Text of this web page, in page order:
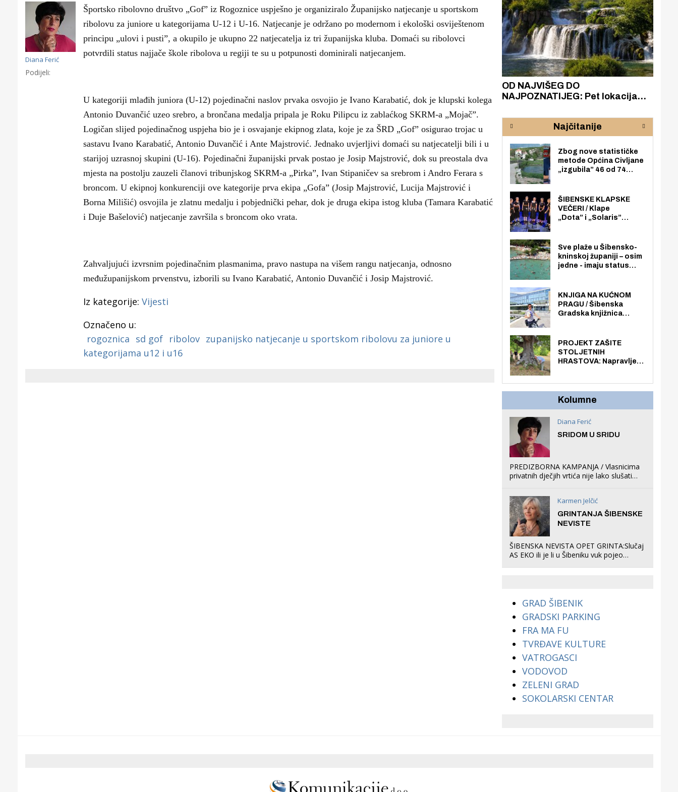
Diana Ferić
Podijeli:
Športsko ribolovno društvo „Gof” iz Rogoznice uspješno je organiziralo Županijsko natjecanje u sportskom
ribolovu za juniore u kategorijama U-12 i U-16. Natjecanje je održano po modernom i ekološki osviještenom
principu „ulovi i pusti”, a okupilo je ukupno 22 natjecatelja iz tri županijska kluba. Domaći su ribolovci
potvrdili status najjače škole ribolova u regiji te su u potpunosti dominirali natjecanjem.
U kategoriji mlađih juniora (U-12) pojedinačni naslov prvaka osvojio je Ivano Karabatić, dok je klupski kolega
Antonio Duvančić uzeo srebro, a brončana medalja pripala je Roku Pilipcu iz zablaćkog SKRM-a „Mojač”.
Logičan slijed pojedinačnog uspjeha bio je i osvajanje ekipnog zlata, koje je za ŠRD „Gof” osigurao trojac u
sastavu Ivano Karabatić, Antonio Duvančić i Ante Majstrović. Jednako uvjerljivi domaći su natjecatelji bili i u
starijoj uzrasnoj skupini (U-16). Pojedinačni županijski prvak postao je Josip Majstrović, dok su preostala dva
mjesta na postolju zauzeli članovi tribunjskog SKRM-a „Pirka”, Ivan Stipaničev sa srebrom i Andro Ferara s
broncom. U ekipnoj konkurenciji ove kategorije prva ekipa „Gofa” (Josip Majstrović, Lucija Majstrović i
Borna Milišić) osvojila je zlatnu medalju i pobjednički pehar, dok je druga ekipa istog kluba (Tamara Karabatić
i Duje Bašelović) natjecanje završila s broncom oko vrata.
Zahvaljujući izvrsnim pojedinačnim plasmanima, pravo nastupa na višem rangu natjecanja, odnosno
međužupanijskom prvenstvu, izborili su Ivano Karabatić, Antonio Duvančić i Josip Majstrović.
Iz kategorije: Vijesti
Označeno u:
rogoznica sd gof ribolov zupanijsko natjecanje u sportskom ribolovu za juniore u
kategorijama u12 i u16
Otkrijte hostel Titius u
edukativnom kampusu NP Krka u
Puljanima
električnih autobusa: izgrađeno
12 punionica na kolodvoru
OD NAJVIŠEG DO
NAJPOZNATIJEG: Pet lokacija
rijeke Krke
Najčitanije
Zbog nove statističke
metode Općina Civljane
„izgubila” 46 od 74
nego radno sposobnih
osoba među svojih 170
stanovnika.
ŠIBENSKE KLAPSKE
VEČERI / Klape
„Dota” i „Solaris”
loži
Sve plaže u Šibensko-
kninskoj županiji – osim
jedne - imaju status
općoj upotrebi. Pristup
je slobodan i besplatan
za sve građane i
KNJIGA NA KUĆNOM
PRAGU / Šibenska
Gradska knjižnica
knjiga na kućnu adresu
električnim biciklom.
PROJEKT ZAŠITE
STOLJETNIH
HRASTOVA: Napravljen
Kolumne
Diana Ferić
SRIDOM U SRIDU
PREDIZBORNA KAMPANJA / Vlasnicima
privatnih dječjih vrtića nije lako slušati
što oni rade u Šibeniku ne postoji
Karmen Jelčić
GRINTANJA ŠIBENSKE
NEVISTE
ŠIBENSKA NEVISTA OPET GRINTA:Slučaj
AS EKO ili je li u Šibeniku vuk pojeo
GRAD ŠIBENIK
GRADSKI PARKING
FRA MA FU
TVRĐAVE KULTURE
VATROGASCI
VODOVOD
ZELENI GRAD
SOKOLARSKI CENTAR